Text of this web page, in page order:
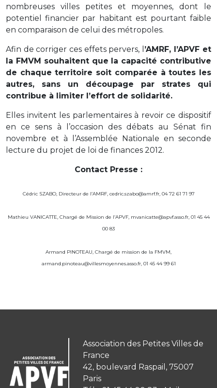
nombreuses villes petites et moyennes, dont le
potentiel financier par habitant est pourtant faible
en comparaison de celui des métropoles.
Afin de corriger ces effets pervers, l ’AMRF, l’APVF et
la FMVM souhaitent que la capacité contributive
de chaque territoire soit comparée à toutes les
autres, sans un découpage par strates qui
contribue à limiter l’effort de solidarité.
Elles invitent les parlementaires à revoir ce dispositif
en ce sens à l’occasion des débats au Sénat fin
novembre et à l’Assemblée Nationale en seconde
lecture du projet de loi de finances 2012.
Contact Presse :
Cédric SZABO, Directeur de l’AMRF, cedric.szabo@amrf.fr, 04 72 61 71 97
Mathieu VANICATTE, Chargé de Mission de l’APVF, mvanicatte@apvf.asso.fr, 01 45 44
00 83
Armand PINOTEAU, Chargé de mission de la FMVM,
armand.pinoteau@villesmoyennes.asso.fr, 01 45 44 99 61
Association des Petites Villes de
France
42, boulevard Raspail, 75007
Paris